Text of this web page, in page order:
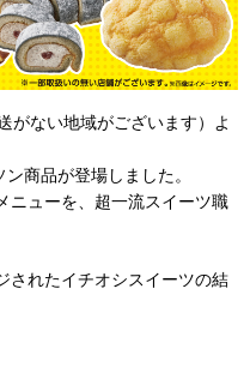
がない地域がございます）よ
ン商品が登場しました。
ニューを、超一流スイーツ職
されたイチオシスイーツの結